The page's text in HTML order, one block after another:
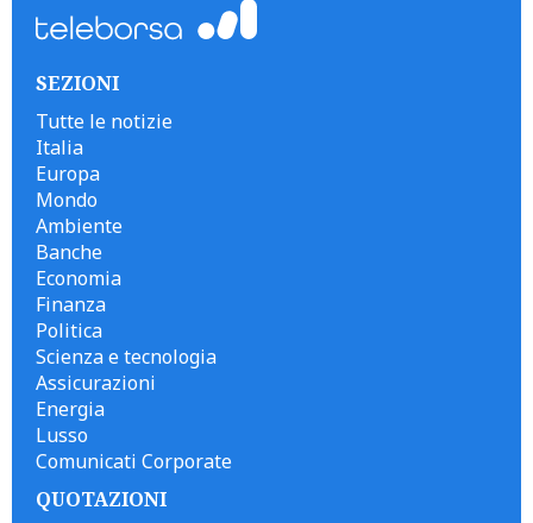
SEZIONI
Tutte le notizie
Italia
Europa
Mondo
Ambiente
Banche
Economia
Finanza
Politica
Scienza e tecnologia
Assicurazioni
Energia
Lusso
Comunicati Corporate
QUOTAZIONI